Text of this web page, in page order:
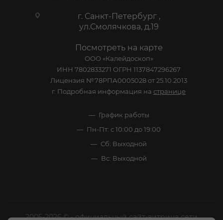
г. Санкт-Петербург ,
ул.Смолячкова, д.19
Посмотреть на карте
ООО «Калейдоскоп»
ИНН 7802833271 ОГРН 1137847296267
Лицензия №78РПА0005028 от 25.10.2013
г. Подробная информация на странице
График работы
Пн-Пт: с 10:00 до 19:00
Сб: Выходной
Вс: Выходной
2005-2026 © - официальный сайт-витрина сети